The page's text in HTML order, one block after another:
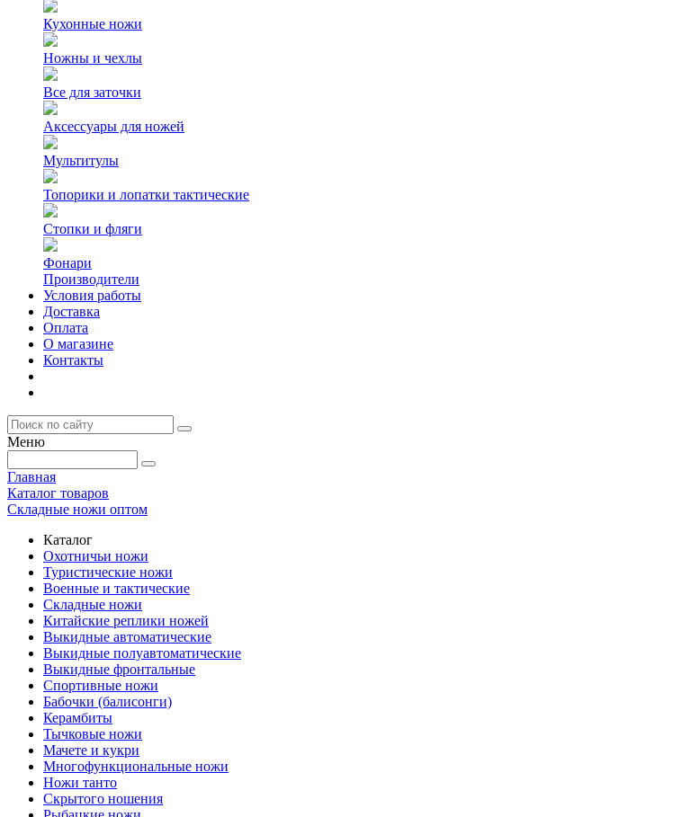
Кухонные ножи
Ножны и чехлы
Все для заточки
Аксессуары для ножей
Мультитулы
Топорики и лопатки тактические
Стопки и фляги
Фонари
Производители
Условия работы
Доставка
Оплата
О магазине
Контакты
Меню
Главная
Каталог товаров
Складные ножи оптом
Каталог
Охотничьи ножи
Туристические ножи
Военные и тактические
Складные ножи
Китайские реплики ножей
Выкидные автоматические
Выкидные полуавтоматические
Выкидные фронтальные
Спортивные ножи
Бабочки (балисонги)
Керамбиты
Тычковые ножи
Мачете и кукри
Многофункциональные ножи
Ножи танто
Скрытого ношения